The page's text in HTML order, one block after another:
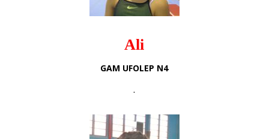
Ali
GAM UFOLEP N4
.